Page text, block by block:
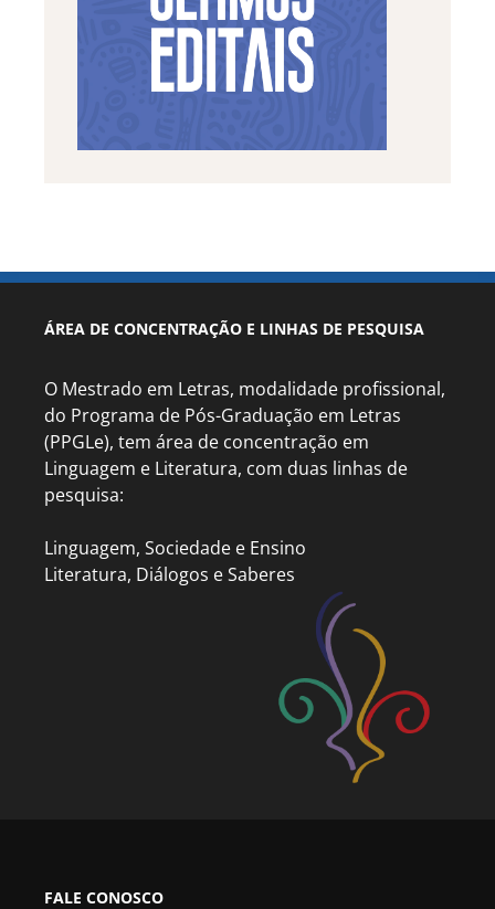
ÁREA DE CONCENTRAÇÃO E LINHAS DE PESQUISA
O Mestrado em Letras, modalidade profissional,
do Programa de Pós-Graduação em Letras
(PPGLe), tem área de concentração em
Linguagem e Literatura, com duas linhas de
pesquisa:
Linguagem, Sociedade e Ensino
Literatura, Diálogos e Saberes
FALE CONOSCO